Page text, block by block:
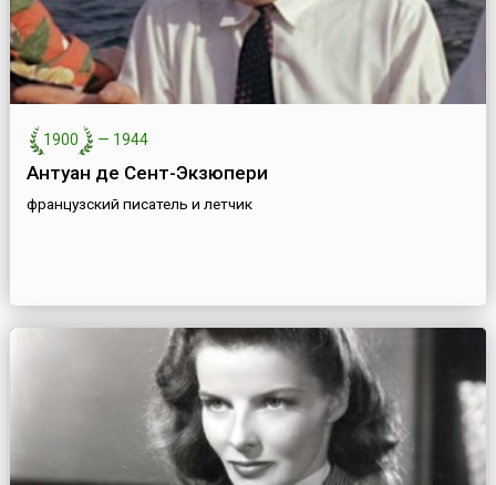
1900 — 1944
Антуан де Сент-Экзюпери
французский писатель и летчик